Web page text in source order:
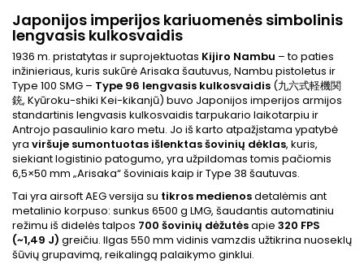
Japonijos imperijos kariuomenės simbolinis
lengvasis kulkosvaidis
1936 m. pristatytas ir suprojektuotas Kijiro Nambu – to paties
inžinieriaus, kuris sukūrė Arisaka šautuvus, Nambu pistoletus ir
Type 100 SMG – Type 96 lengvasis kulkosvaidis (九六式軽機関
銃, Kyūroku-shiki Kei-kikanjū) buvo Japonijos imperijos armijos
standartinis lengvasis kulkosvaidis tarpukario laikotarpiu ir
Antrojo pasaulinio karo metu. Jo iš karto atpažįstama ypatybė
yra viršuje sumontuotas išlenktas šovinių dėklas, kuris,
siekiant logistinio patogumo, yra užpildomas tomis pačiomis
6,5×50 mm „Arisaka“ šoviniais kaip ir Type 38 šautuvas.
Tai yra airsoft AEG versija su tikros medienosdetalėmis ant
metalinio korpuso: sunkus 6500 g LMG, šaudantis automatiniu
režimu iš didelės talpos 700 šovinių dėžutėsapie 320 FPS
(~1,49 J) greičiu. Ilgas 550 mm vidinis vamzdis užtikrina nuoseklų
šūvių grupavimą, reikalingą palaikymo ginklui.